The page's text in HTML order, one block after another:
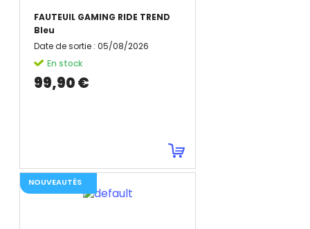
FAUTEUIL GAMING RIDE TREND
Bleu
Date de sortie : 05/08/2026
En stock
99,90 €
NOUVEAUTÉS